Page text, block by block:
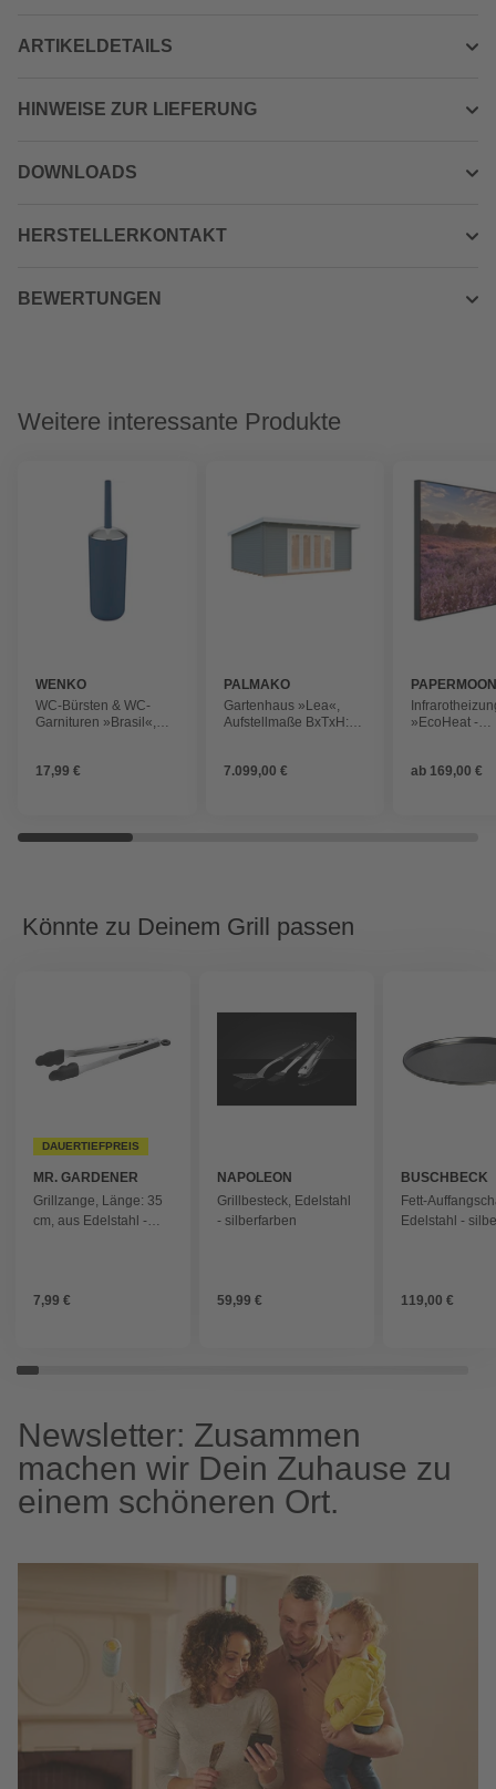
ARTIKELDETAILS
HINWEISE ZUR LIEFERUNG
DOWNLOADS
HERSTELLERKONTAKT
BEWERTUNGEN
Weitere interessante Produkte
WENKO
WC-Bürsten & WC-
Garnituren »Brasil«,
17,99 €
PALMAKO
Gartenhaus »Lea«,
Aufstellmaße BxTxH:
7.099,00 €
»EcoHeat -
ab 169,00 €
Könnte zu Deinem Grill passen
DAUERTIEFPREIS
MR. GARDENER
Grillzange, Länge: 35
cm, aus Edelstahl -
7,99 €
NAPOLEON
Grillbesteck, Edelstahl
- silberfarben
59,99 €
BUSCHBECK
Fett-
Edelstahl -
119,00 €
Newsletter: Zusammen
machen wir Dein Zuhause zu
einem schöneren Ort.